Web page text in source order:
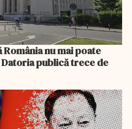
România nu mai poate
publică trece de